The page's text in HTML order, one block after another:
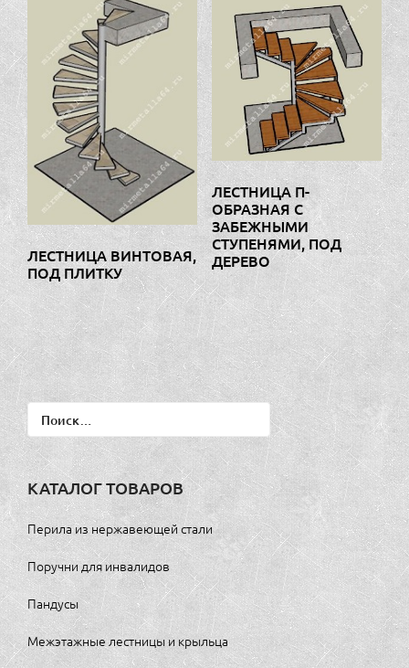
ЛЕСТНИЦА ВИНТОВАЯ,
ПОД ПЛИТКУ
ЛЕСТНИЦА П-
ОБРАЗНАЯ С
ЗАБЕЖНЫМИ
СТУПЕНЯМИ, ПОД
ДЕРЕВО
Найти:
КАТАЛОГ ТОВАРОВ
Перила из нержавеющей стали
Поручни для инвалидов
Пандусы
Межэтажные лестницы и крыльца